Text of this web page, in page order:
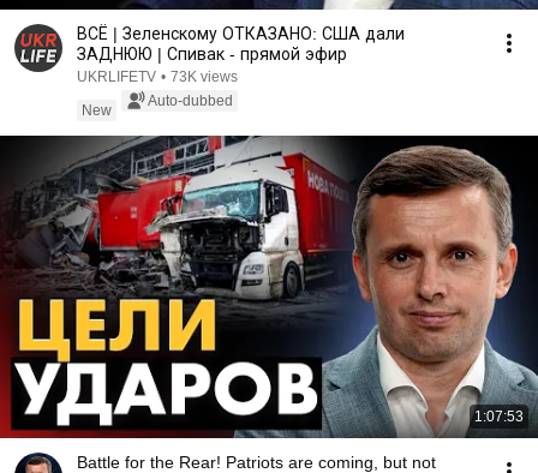
ВСЁ | Зеленскому ОТКАЗАНО: США дали
ЗАДНЮЮ | Спивак - прямой эфир
UKRLIFETV • 73K views
New
Auto-dubbed
1:07:53
Battle for the Rear! Patriots are coming, but not